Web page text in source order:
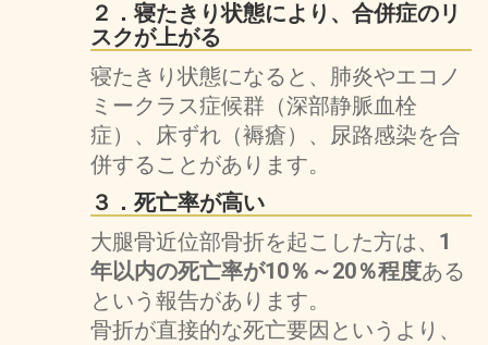
２．寝たきり状態により、合併症のリ
スクが上がる
寝たきり状態になると、肺炎やエコノ
ミークラス症候群（深部静脈血栓
症）、床ずれ（褥瘡）、尿路感染を合
併することがあります。
３．死亡率が高い
大腿骨近位部骨折を起こした方は、 1
年以内の死亡率が10％～20％程度ある
という報告があります。
骨折が直接的な死亡要因というより、